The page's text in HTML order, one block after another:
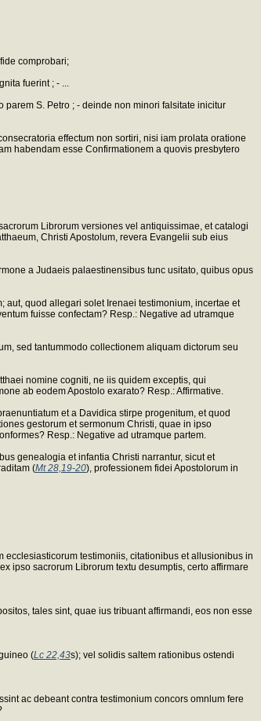
comprobari;
fuerint ; - ...
S. Petro ; - deinde non minori falsitate inicitur
effectum non sortiri, nisi iam prolata oratione
habendam esse Confirmationem a quovis presbytero
Librorum versiones vel antiquissimae, et catalogi
Christi Apostolum, revera Evangelii sub eius
a Judaeis palaestinensibus tunc usitato, quibus opus
aut, quod allegari solet Irenaei testimonium, incertae et
fuisse confectam? Resp.: Negative ad utramque
sed tantummodo collectionem aliquam dictorum seu
nomine cogniti, ne iis quidem exceptis, qui
ab eodem Apostolo exarato? Resp.: Affirmative.
et a Davidica stirpe progenitum, et quod
gestorum et sermonum Christi, quae in ipso
Resp.: Negative ad utramque partem.
genealogia et infantia Christi narrantur, sicut et
(Mt 28,19-20), professionem fidei Apostolorum in
testimoniis, citationibus et allusionibus in
ipso sacrorum Librorum textu desumptis, certo affirmare
tales sint, quae ius tribuant affirmandi, eos non esse
(Lc 22,43s); vel solidis saltem rationibus ostendi
ac debeant contra testimonium concors omnlum fere